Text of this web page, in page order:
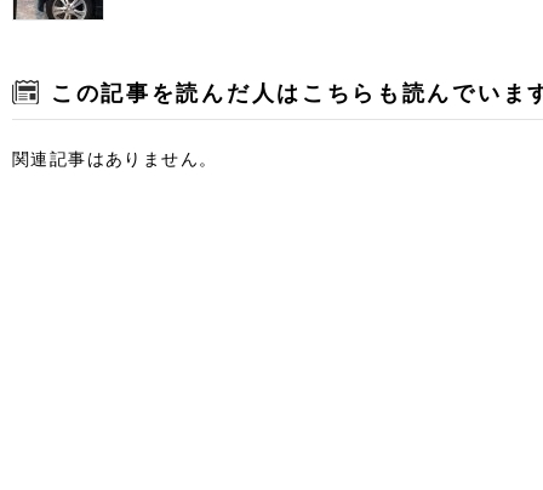
この記事を読んだ人はこちらも読んでいま
関連記事はありません。